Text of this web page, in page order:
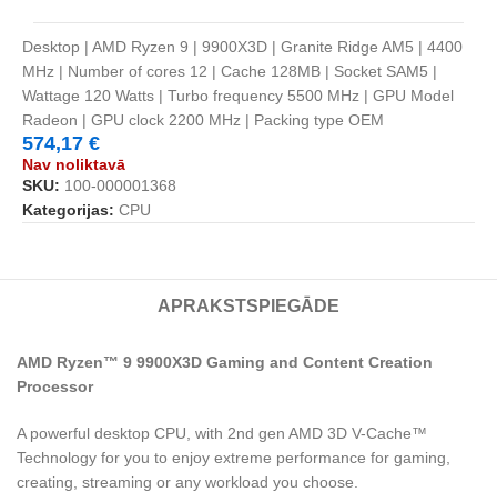
Desktop | AMD Ryzen 9 | 9900X3D | Granite Ridge AM5 | 4400
MHz | Number of cores 12 | Cache 128MB | Socket SAM5 |
Wattage 120 Watts | Turbo frequency 5500 MHz | GPU Model
Radeon | GPU clock 2200 MHz | Packing type OEM
574,17 €
Nav noliktavā
SKU: 100-000001368
Kategorijas: CPU
APRAKSTS PIEGĀDE
AMD Ryzen™ 9 9900X3D Gaming and Content Creation
Processor
A powerful desktop CPU, with 2nd gen AMD 3D V-Cache™
Technology for you to enjoy extreme performance for gaming,
creating, streaming or any workload you choose.